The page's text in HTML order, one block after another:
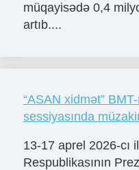
müqayisədə 0,4
artıb....
“ASAN xidmət”
sessiyasında
13-17 aprel 2026-cı
Respublikasının